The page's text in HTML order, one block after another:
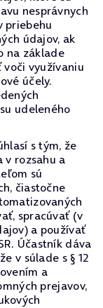
nesprávnych
priebehu
údajov, ak
na základe
využívaniu
účely.
udeleného
s tým, že
rozsahu a
sú
čiastočne
spracúvať (v
a používať
Účastník dáva
v súlade s § 12
a
prejavov,